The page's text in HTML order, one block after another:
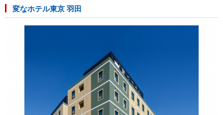
変なホテル東京 羽田